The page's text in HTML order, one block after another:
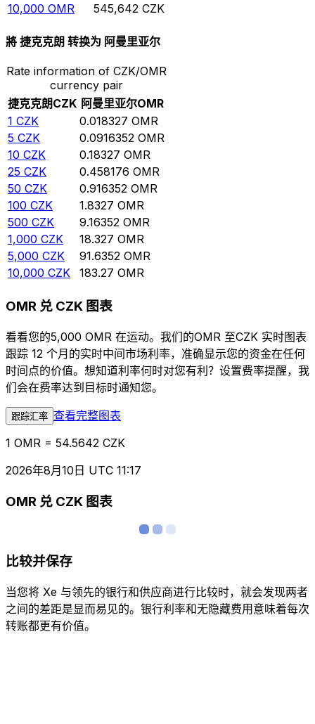
10,000 OMR 545,642 CZK
將 捷克克朗 转换为 阿曼里亚尔
Rate information of CZK/OMR
currency pair
捷克克朗CZK 阿曼里亚尔OMR
1 CZK 0.018327 OMR
5 CZK 0.0916352 OMR
10 CZK 0.18327 OMR
25 CZK 0.458176 OMR
50 CZK 0.916352 OMR
100 CZK 1.8327 OMR
500 CZK 9.16352 OMR
1,000 CZK 18.327 OMR
5,000 CZK 91.6352 OMR
10,000 CZK 183.27 OMR
OMR 兑 CZK 图表
看看您的5,000 OMR 在运动。我们的OMR 至CZK 实时图表
跟踪 12 个月的实时中间市场利率，准确显示您的资金在任何
时间点的价值。想知道利率何时对您有利？设置费率提醒，我
们会在费率达到目标时通知您。
跟踪汇率 查看完整图表
1 OMR = 54.5642 CZK
2026年8月10日 UTC 11:17
OMR 兑 CZK 图表
比较并保存
当您将 Xe 与领先的银行和供应商进行比较时，就会发现两者
之间的差距是显而易见的。银行利率和无隐藏费用意味着每次
转账都更有价值。